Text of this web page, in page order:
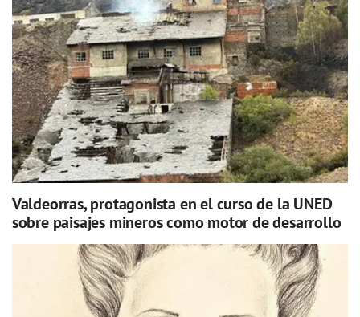
Valdeorras, protagonista en el curso de la UNED
sobre paisajes mineros como motor de desarrollo